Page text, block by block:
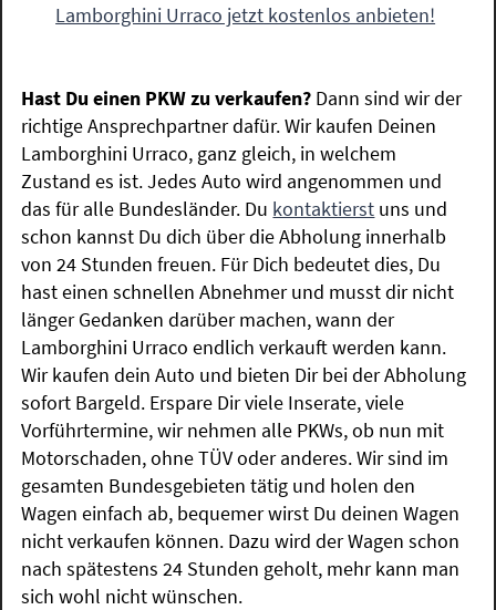
Lamborghini Urraco jetzt kostenlos anbieten!
Hast Du einen PKW zu verkaufen? Dann sind wir der
richtige Ansprechpartner dafür. Wir kaufen Deinen
Lamborghini Urraco, ganz gleich, in welchem
Zustand es ist. Jedes Auto wird angenommen und
das für alle Bundesländer. Du kontaktierst uns und
schon kannst Du dich über die Abholung innerhalb
von 24 Stunden freuen. Für Dich bedeutet dies, Du
hast einen schnellen Abnehmer und musst dir nicht
länger Gedanken darüber machen, wann der
Lamborghini Urraco endlich verkauft werden kann.
Wir kaufen dein Auto und bieten Dir bei der Abholung
sofort Bargeld. Erspare Dir viele Inserate, viele
Vorführtermine, wir nehmen alle PKWs, ob nun mit
Motorschaden, ohne TÜV oder anderes. Wir sind im
gesamten Bundesgebieten tätig und holen den
Wagen einfach ab, bequemer wirst Du deinen Wagen
nicht verkaufen können. Dazu wird der Wagen schon
nach spätestens 24 Stunden geholt, mehr kann man
sich wohl nicht wünschen.